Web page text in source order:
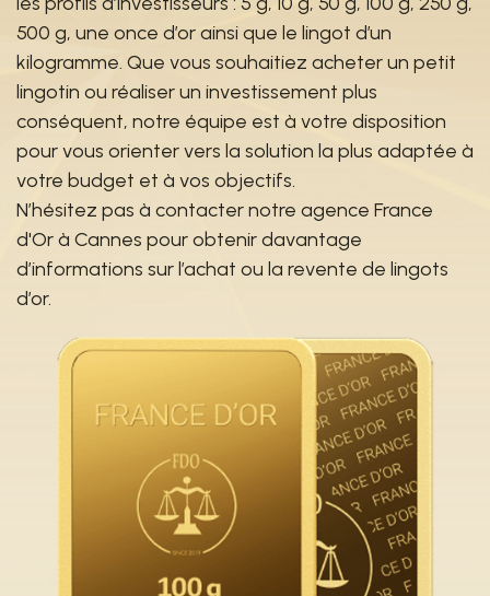
500 g, une once d’or ainsi que le lingot d’un
kilogramme. Que vous souhaitiez acheter un petit
lingotin ou réaliser un investissement plus
conséquent, notre équipe est à votre disposition
pour vous orienter vers la solution la plus adaptée à
votre budget et à vos objectifs.
N’hésitez pas à contacter notre agence France
d'Or à Cannes pour obtenir davantage
d’informations sur l’achat ou la revente de lingots
d’or.